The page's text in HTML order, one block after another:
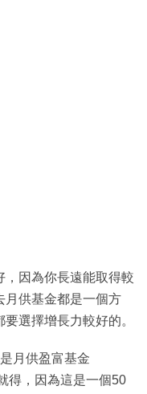
因為你長遠能取得較
月供基金都是一個方
選擇增長力較好的。
月供盈富基金
得，因為這是一個50